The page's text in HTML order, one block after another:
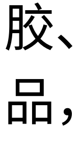
胶
品